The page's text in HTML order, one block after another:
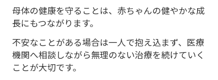
母体の健康を守ることは、赤ちゃんの健やかな成
長にもつながります。
不安なことがある場合は一人で抱え込まず、医療
機関へ相談しながら無理のない治療を続けていく
ことが大切です。